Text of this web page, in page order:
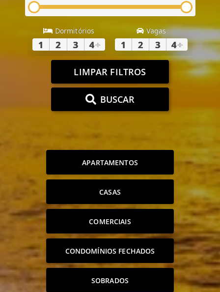
Dormitórios
1 2 3 4+
Vagas
1 2 3 4+
LIMPAR FILTROS
BUSCAR
APARTAMENTOS
CASAS
COMERCIAIS
CONDOMÍNIOS FECHADOS
SOBRADOS